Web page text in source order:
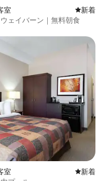
室 新しい宿
新着
ェイバーン｜無料朝食
室 新しい宿
新着